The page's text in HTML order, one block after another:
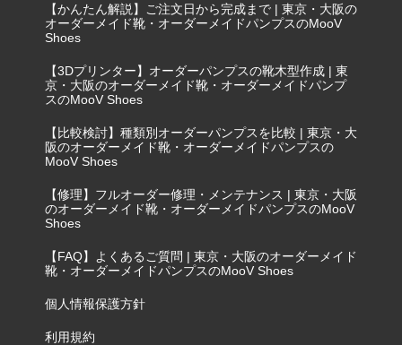
【かんたん解説】ご注文日から完成まで | 東京・大阪の
オーダーメイド靴・オーダーメイドパンプスのMooV
Shoes
【3Dプリンター】オーダーパンプスの靴木型作成 | 東
京・大阪のオーダーメイド靴・オーダーメイドパンプ
スのMooV Shoes
【比較検討】種類別オーダーパンプスを比較 | 東京・大
阪のオーダーメイド靴・オーダーメイドパンプスの
MooV Shoes
【修理】フルオーダー修理・メンテナンス | 東京・大阪
のオーダーメイド靴・オーダーメイドパンプスのMooV
Shoes
【FAQ】よくあるご質問 | 東京・大阪のオーダーメイド
靴・オーダーメイドパンプスのMooV Shoes
個人情報保護方針
利用規約